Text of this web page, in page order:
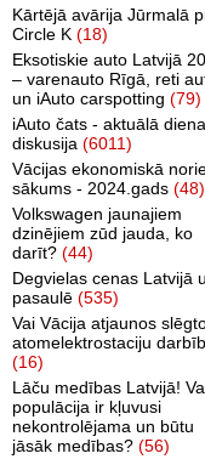
Kārtējā avārija Jūrmalā
Circle K (18)
Eksotiskie auto Latvijā
– varenauto Rīgā, reti
un iAuto carspotting (79)
iAuto čats - aktuālā
diskusija (6011)
Vācijas ekonomiskā
sākums - 2024.gads (48)
Volkswagen jaunajiem
dzinējiem zūd jauda, ko
darīt? (44)
Degvielas cenas Latvijā
pasaulē (535)
Vai Vācija atjaunos
atomelektrostaciju
(16)
Lāču medības Latvijā!
populācija ir kļuvusi
nekontrolējama un būtu
jāsāk medības? (56)